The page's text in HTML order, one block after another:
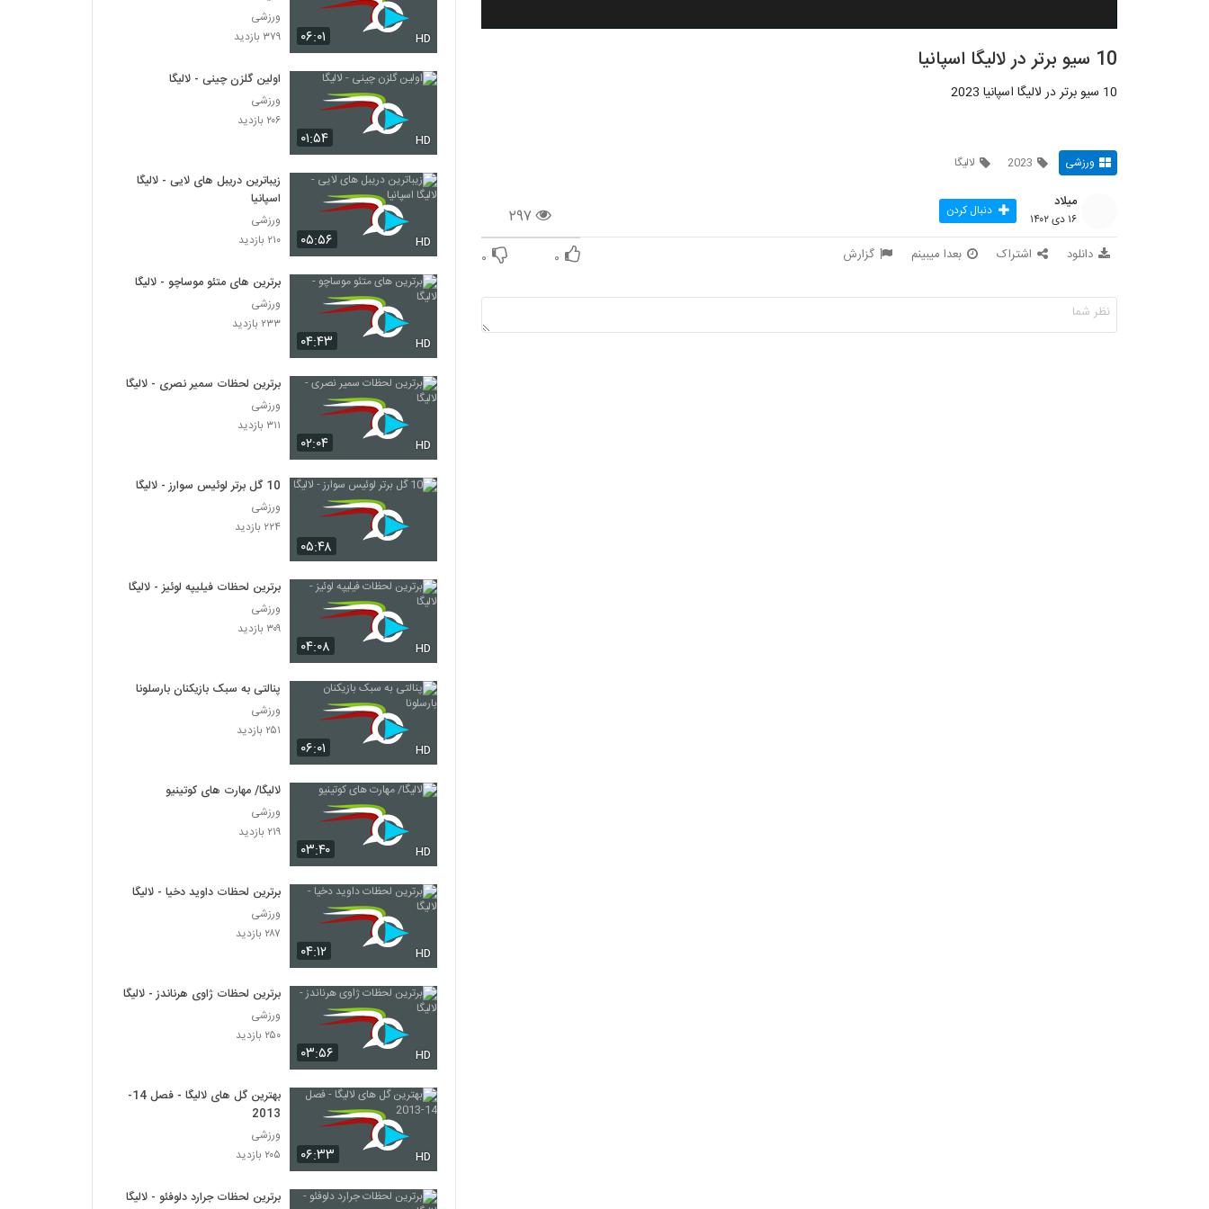
10 سیو برتر در لالیگا اسپانیا
10 سیو برتر در لالیگا اسپانیا 2023
ورزشی 2023 لالیگا
۲۹۷
میلاد
۱۶ دی ۱۴۰۲ دنبال کردن
دانلود اشتراک بعدا میبینم گزارش ۰ ۰
۰۶:۰۱ HD
ورزشی
۳۷۹ بازدید
۰۱:۵۴ HD
اولین گلزن چینی - لالیگا
ورزشی
۲۰۶ بازدید
۰۵:۵۶ HD
زیباترین دریبل‌ های لایی - لالیگا
اسپانیا
ورزشی
۲۱۰ بازدید
۰۴:۴۳ HD
برترین های متئو موساچو - لالیگا
ورزشی
۲۳۳ بازدید
۰۲:۰۴ HD
برترین لحظات سمیر نصری - لالیگا
ورزشی
۳۱۱ بازدید
۰۵:۴۸
10 گل برتر لوئیس سوارز - لالیگا
ورزشی
۲۲۴ بازدید
۰۴:۰۸ HD
برترین لحظات فیلیپه لوئیز - لالیگا
ورزشی
۳۰۹ بازدید
۰۶:۰۱ HD
پنالتی به سبک بازیکنان بارسلونا
ورزشی
۲۵۱ بازدید
۰۳:۴۰ HD
لالیگا/ مهارت های کوتینیو
ورزشی
۲۱۹ بازدید
۰۴:۱۲ HD
برترین لحظات داوید دخیا - لالیگا
ورزشی
۲۸۷ بازدید
۰۳:۵۶ HD
برترین لحظات ژاوی هرناندز - لالیگا
ورزشی
۲۵۰ بازدید
۰۶:۳۳ HD
بهترین گل های لالیگا - فصل 14-
2013
ورزشی
۲۰۵ بازدید
برترین لحظات جرارد دلوفئو - لالیگا